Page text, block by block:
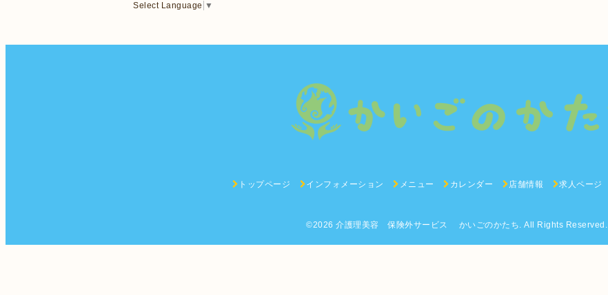
Select Language ▼
トップページ インフォメーション メニュー カレンダー 店舗情報 求人ページ
©2026 介護理美容 保険外サービス かいごのかたち. All Rights Reserved.